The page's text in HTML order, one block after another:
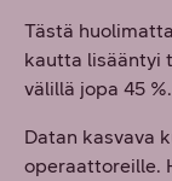
Tästä
kautta lisääntyi
välillä jopa 45 %.
Datan kasvava
operaattoreille.